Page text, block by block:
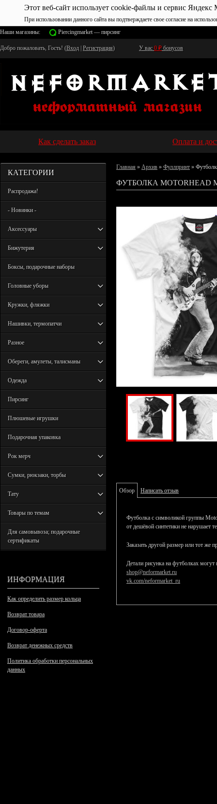
Этот веб-сайт использует cookie-файлы и сервис Яндекс
При использовании данного сайта вы подтверждаете свое согласие на
Наши магазины:
Piercingmarket — пирсинг
Добро пожаловать, Гость! (Вход Регистрация) У вас 0 ₽ бонусов
Как сделать заказ Оплата и
КАТЕГОРИИ
Распродажа!
- Новинки -
Аксессуары
Бижутерия
Боксы, подарочные наборы
Головные уборы
Кружки, фляжки
Нашивки, термопатчи
Разное
Обереги, амулеты, талисманы
Одежда
Пирсинг
Плюшевые игрушки
Подарочная упаковка
Рок мерч
Сумки, рюкзаки, торбы
Тату
Товары по темам
Для самовывоза; подарочные
сертификаты
ИНФОРМАЦИЯ
Как определить размер кольца
Возврат товара
Договор-оферта
Возврат денежных средств
Политика обработки персональных
данных
Главная » Архив » Фуллпринт »
ФУТБОЛКА MOTORHEAD
Обзор Написать отзыв
Футболка с символикой группы
от дешёвой синтетики не нарушает
Заказать другой размер или тот же
Детали рисунка на футболках
shop@neformarket.ru
vk.com/neformarket_ru